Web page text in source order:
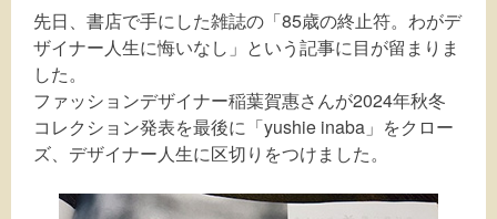
先日、書店で手にした雑誌の「85歳の終止符。わがデ
ザイナー人生に悔いなし」という記事に目が留まりま
した。
ファッションデザイナー稲葉賀惠さんが2024年秋冬
コレクション発表を最後に「yushie inaba」をクロー
ズ、デザイナー人生に区切りをつけました。